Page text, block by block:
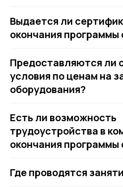
Выдается ли
окончания программы
Предоставляются ли
условия по ценам на
оборудования?
Есть ли возможность
трудоустройства в
окончания программы
Где проводятся